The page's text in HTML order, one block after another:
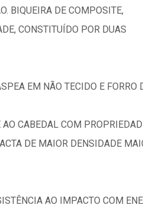
BIQUEIRA DE COMPOSITE,
CONSTITUÍDO POR DUAS
EM NÃO TECIDO E FORRO
CABEDAL COM
DE MAIOR DENSIDADE
AO IMPACTO COM